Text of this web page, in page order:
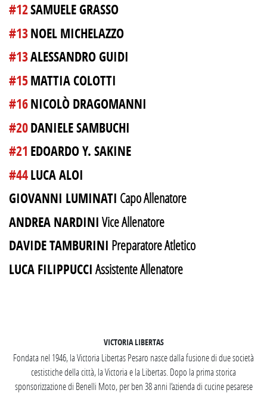
#12SAMUELE GRASSO
#13NOEL MICHELAZZO
#13ALESSANDRO GUIDI
#15MATTIA COLOTTI
#16NICOLÒ DRAGOMANNI
#20DANIELE SAMBUCHI
#21 EDOARDO Y. SAKINE
#44LUCA ALOI
GIOVANNI LUMINATI Capo Allenatore
ANDREA NARDINI Vice Allenatore
DAVIDE TAMBURINI Preparatore Atletico
LUCA FILIPPUCCI Assistente Allenatore
VICTORIA LIBERTAS
Fondata nel 1946, la Victoria Libertas Pesaro nasce dalla fusione di due società
cestistiche della città, la Victoria e la Libertas. Dopo la prima storica
sponsorizzazione di Benelli Moto, per ben 38 anni l’azienda di cucine pesarese